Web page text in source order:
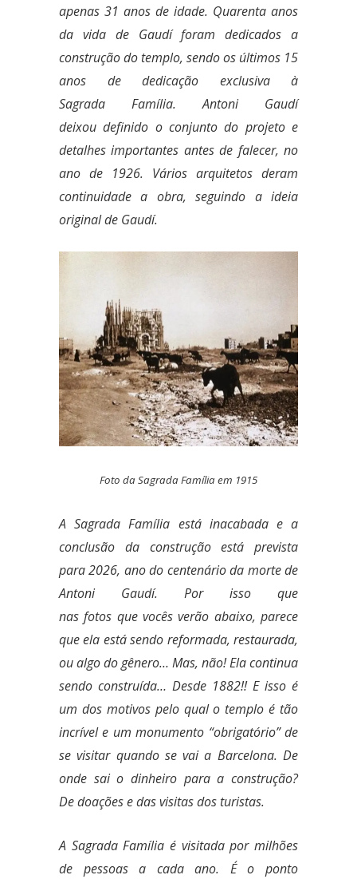
apenas 31 anos de idade. Quarenta anos
da vida de Gaudí foram dedicados a
construção do templo, sendo os últimos 15
anos de dedicação exclusiva à
Sagrada Família. Antoni Gaudí
deixou definido o conjunto do projeto e
detalhes importantes antes de falecer, no
ano de 1926. Vários arquitetos deram
continuidade a obra, seguindo a ideia
original de Gaudí.
Foto da Sagrada Família em 1915
A Sagrada Família está inacabada e a
conclusão da construção está prevista
para 2026, ano do centenário da morte de
Antoni Gaudí. Por isso que
nas fotos que vocês verão abaixo, parece
que ela está sendo reformada, restaurada,
ou algo do gênero… Mas, não! Ela continua
sendo construída… Desde 1882!! E isso é
um dos motivos pelo qual o templo é tão
incrível e um monumento “obrigatório” de
se visitar quando se vai a Barcelona. De
onde sai o dinheiro para a construção?
De doações e das visitas dos turistas.
A Sagrada Família é visitada por milhões
de pessoas a cada ano. É o ponto